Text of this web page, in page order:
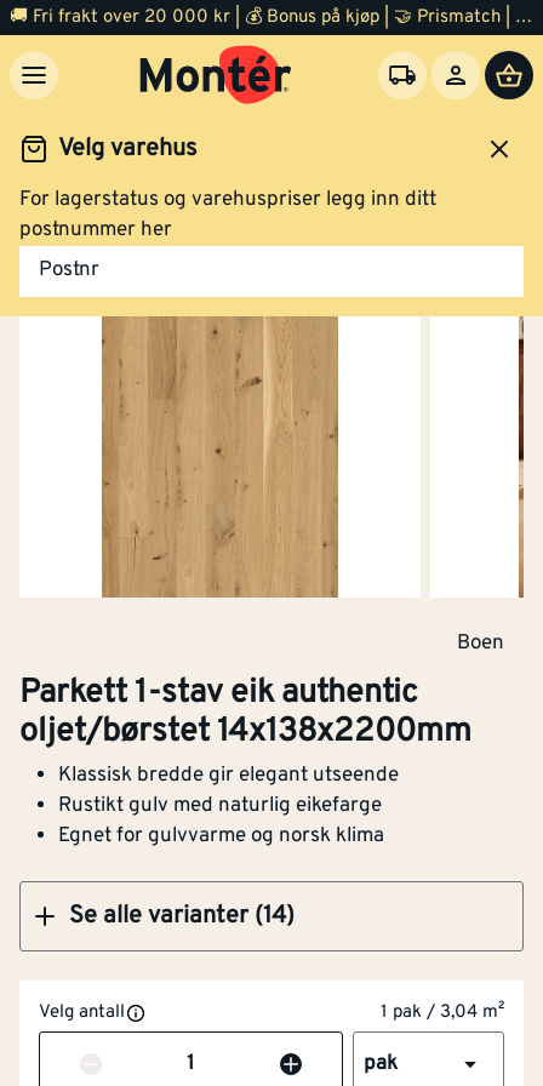
🚚 Fri frakt over 20 000 kr | 💰 Bonus på kjøp | 🤝 Prismatch | ⭐ 100% fornøyd garanti | 🏪 140 byggevarehus
Velg varehus
For lagerstatus og varehuspriser legg inn ditt
postnummer her
Postnr
Gulv Parkett
Boen
Parkett 1-stav eik authentic
oljet/børstet 14x138x2200mm
Klassisk bredde gir elegant utseende
Rustikt gulv med naturlig eikefarge
Egnet for gulvvarme og norsk klima
Se alle varianter (14)
Kjøp
14x138x2200mm
Parkett 1-stav eik hvit semi smoked
oljet/børstet 14x138x2200mm
Kjøp
Kjøp
Velg antall 1 pak / 3,04 m²
Antall pak
Bredde [mm] 138
Tykkelse [mm] 14
Lengde (mm) [mm] 2200
Tykkelse slitesjikt [mm] 3.5